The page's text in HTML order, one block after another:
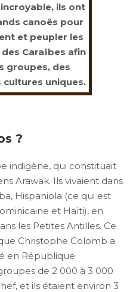
ils ont
canoës pour
et peupler les
Caraïbes afin
groupes, des
uniques.
?
indigène, qui constituait
Arawak. Ils vivaient dans
Hispaniola (ce qui est
et Haïti), en
les Petites Antilles. Ce
Christophe Colomb a
en République
de 2 000 à 3 000
et ils étaient environ 3